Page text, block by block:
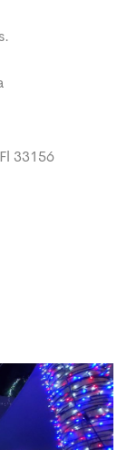
33156